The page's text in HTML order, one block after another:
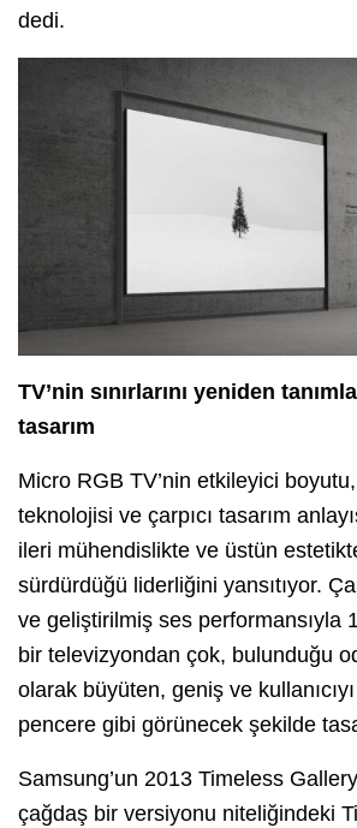
dedi.
TV’nin sınırlarını yeniden
tasarım
Micro RGB TV’nin etkileyici
teknolojisi ve çarpıcı tasarım
ileri mühendislikte ve üstün
sürdürdüğü liderliğini yansıtıyor.
ve geliştirilmiş ses performansıyla
bir televizyondan çok, bulunduğu
olarak büyüten, geniş ve
pencere gibi görünecek şekilde
Samsung’un 2013 Timeless Gallery
çağdaş bir versiyonu niteliğindeki